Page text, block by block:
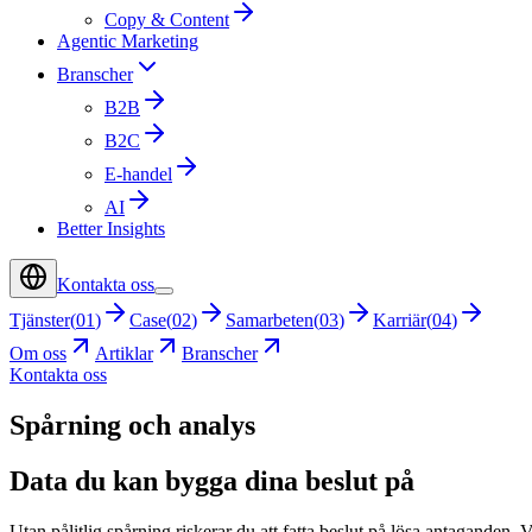
Copy & Content
Agentic Marketing
Branscher
B2B
B2C
E-handel
AI
Better Insights
Kontakta oss
Tjänster(01) Case(02) Samarbeten(03) Karriär(04)
Om oss
Artiklar
Branscher
Kontakta oss
Spårning och analys
Data du kan bygga dina beslut på